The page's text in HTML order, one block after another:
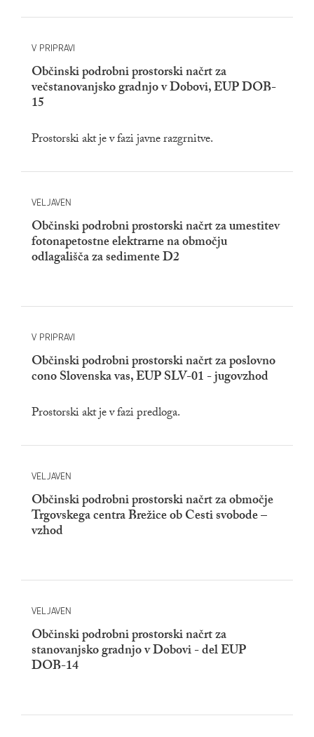
V PRIPRAVI
Občinski podrobni prostorski načrt za
večstanovanjsko gradnjo v Dobovi, EUP DOB-
15
Prostorski akt je v fazi javne razgrnitve.
VELJAVEN
Občinski podrobni prostorski načrt za umestitev
fotonapetostne elektrarne na območju
odlagališča za sedimente D2
V PRIPRAVI
Občinski podrobni prostorski načrt za poslovno
cono Slovenska vas, EUP SLV-01 - jugovzhod
Prostorski akt je v fazi predloga.
VELJAVEN
Občinski podrobni prostorski načrt za območje
Trgovskega centra Brežice ob Cesti svobode –
vzhod
VELJAVEN
Občinski podrobni prostorski načrt za
stanovanjsko gradnjo v Dobovi - del EUP
DOB-14